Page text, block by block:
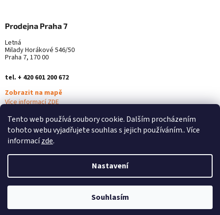
Tento web používá soubory cookie. Dalším procházením
tohoto webu vyjadřujete souhlas s jejich používáním.. Více
informacízde.
Nastavení
Souhlasím
Prodejna Praha 7
Letná
Milady Horákové 546/50
Praha 7, 170 00
tel. + 420 601 200 672
Zobrazit na mapě
Více informací ZDE
Vytvořil Shoptet
Alterna Medica. Všechna práva vyhrazena.